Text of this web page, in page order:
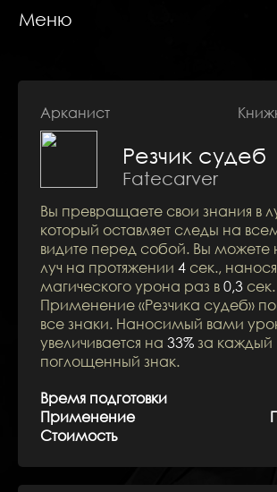
Меню
Арканист
Резчик судеб
Fatecarver
Вы превращаете свои знания в
который оставляет следы на
видите перед собой. Вы можете
луч на протяжении 4 сек., нанося
магического урона раз в0,3 сек.
Применение «Резчика судеб»
все знаки. Наносимый вами
увеличивается на 33%за каждый
поглощенный знак.
Время подготовки
Применение
Стоимость